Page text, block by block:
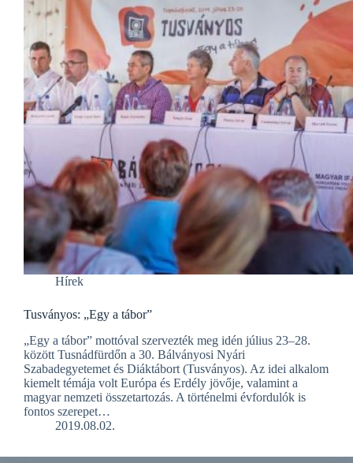
Hírek
Tusványos: „Egy a tábor”
„Egy a tábor” mottóval szervezték meg idén július 23–28.
között Tusnádfürdőn a 30. Bálványosi Nyári
Szabadegyetemet és Diáktábort (Tusványos). Az idei alkalom
kiemelt témája volt Európa és Erdély jövője, valamint a
magyar nemzeti összetartozás. A történelmi évfordulók is
fontos szerepet…
2019.08.02.